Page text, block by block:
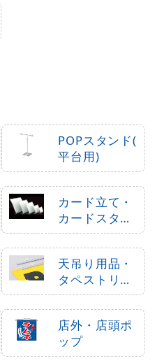
POPスタンド(
平台用)
カード立て・
カードスタン
ド
天吊り用品・
タペストリー
バー
店外・店頭ポ
ップ